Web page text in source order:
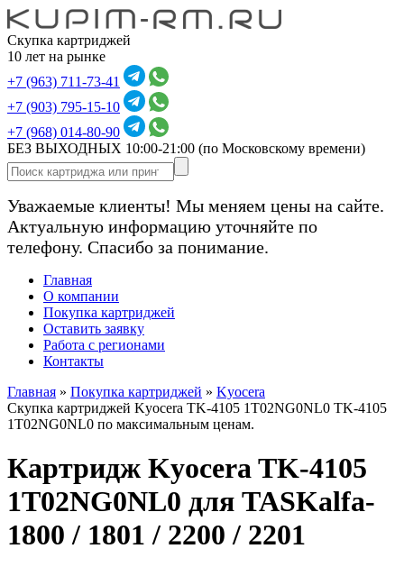
Скупка картриджей
10 лет на рынке
+7 (963) 711-73-41
+7 (903) 795-15-10
+7 (968) 014-80-90
БЕЗ ВЫХОДНЫХ 10:00-21:00 (по Московскому времени)
Уважаемые клиенты! Мы меняем цены на сайте.
Актуальную информацию уточняйте по
телефону. Спасибо за понимание.
Главная
О компании
Покупка картриджей
Оставить заявку
Работа с регионами
Контакты
Главная » Покупка картриджей » Kyocera
Скупка картриджей Kyocera TK-4105 1T02NG0NL0 TK-4105
1T02NG0NL0 по максимальным ценам.
Картридж Kyocera TK-4105
1T02NG0NL0 для TASKalfa-
1800 / 1801 / 2200 / 2201